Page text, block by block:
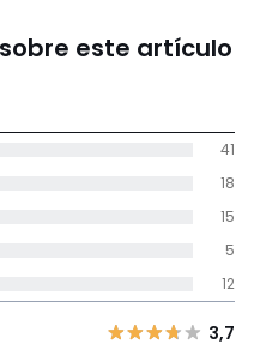
este artículo
del
12
5
15
18
41
3,7